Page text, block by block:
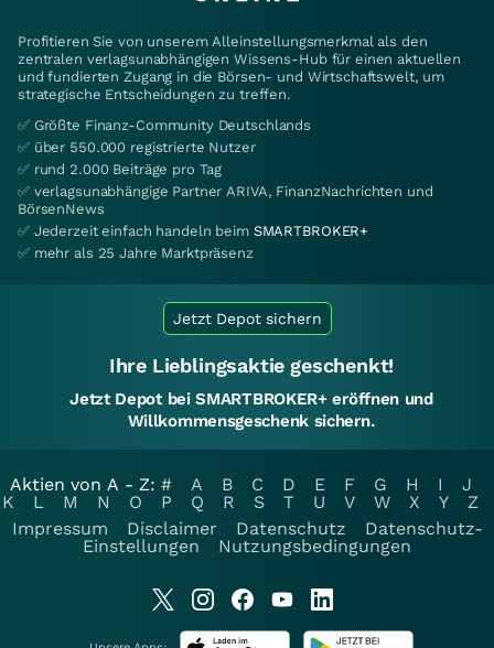
Profitieren Sie von unserem Alleinstellungsmerkmal als den
zentralen verlagsunabhängigen Wissens-Hub für einen aktuellen
und fundierten Zugang in die Börsen- und Wirtschaftswelt, um
strategische Entscheidungen zu treffen.
✅ Größte Finanz-Community Deutschlands
✅ über 550.000 registrierte Nutzer
✅ rund 2.000 Beiträge pro Tag
✅ verlagsunabhängige Partner ARIVA, FinanzNachrichten und
BörsenNews
✅ Jederzeit einfach handeln beim SMARTBROKER+
✅ mehr als 25 Jahre Marktpräsenz
Jetzt Depot sichern
Ihre Lieblingsaktie geschenkt!
Jetzt Depot bei SMARTBROKER+ eröffnen und
Willkommensgeschenk sichern.
Aktien von A - Z: # A B C D E F G H I
J
K
L M N O P Q R S T U V W X Y
Z
Impressum
Disclaimer Datenschutz
Datenschutz-
Einstellungen
Nutzungsbedingungen